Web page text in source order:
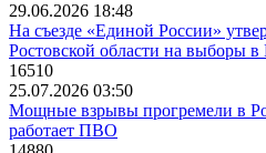
29.06.2026 18:48
На съезде «Единой России»
Ростовской области на выборы
16510
25.07.2026 03:50
Мощные взрывы прогремели в
работает ПВО